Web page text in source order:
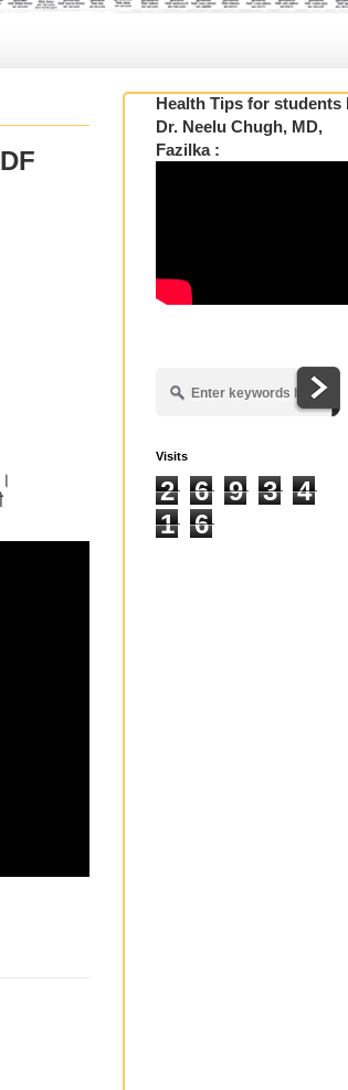
Health Tips for students
Dr. Neelu Chugh, MD,
Fazilka :
Visits
2 6 9 3
4
1
6